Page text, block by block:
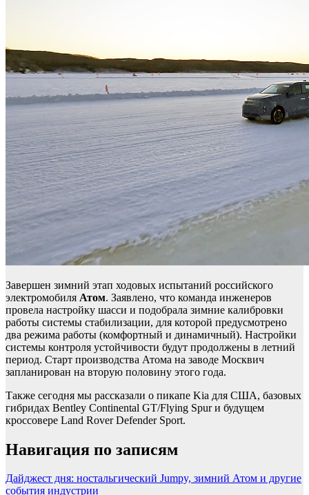
Завершен зимний этап ходовых испытаний российского
электромобиля Атом. Заявлено, что команда инженеров
провела настройку шасси и подобрала зимние калибровки
работы системы стабилизации, для которой предусмотрено
два режима работы (комфортный и динамичный). Настройки
системы контроля устойчивости будут продолжены в летний
период. Старт производства Атома на заводе Москвич
запланирован на вторую половину этого года.
Также сегодня мы рассказали о пикапе Kia для США, базовых
гибридах Bentley Continental GT/Flying Spur и будущем
кроссовере Land Rover Defender Sport.
Навигация по записям
Дайджест дня: ностальгический Jumpy, зимний Атом и другие
события индустрии